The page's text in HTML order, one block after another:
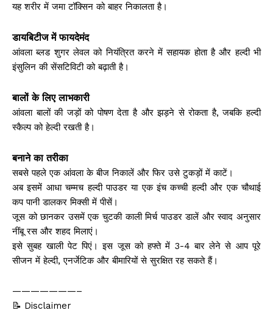
यह शरीर में जमा टॉक्सिन को बाहर निकालता है।
डायबिटीज में फायदेमंद
आंवला ब्लड शुगर लेवल को नियंत्रित करने में सहायक होता है और हल्दी भी
इंसुलिन की सेंसटिविटी को बढ़ाती है।
बालों के लिए लाभकारी
आंवला बालों की जड़ों को पोषण देता है और झड़ने से रोकता है, जबकि हल्दी
स्कैल्प को हेल्दी रखती है।
बनाने का तरीका
सबसे पहले एक आंवला के बीज निकालें और फिर उसे टुकड़ों में काटें।
अब इसमें आधा चम्मच हल्दी पाउडर या एक इंच कच्ची हल्दी और एक चौथाई
कप पानी डालकर मिक्सी में पीसें।
जूस को छानकर उसमें एक चुटकी काली मिर्च पाउडर डालें और स्वाद अनुसार
नींबू रस और शहद मिलाएं।
इसे सुबह खाली पेट पिएं। इस जूस को हफ्ते में 3-4 बार लेने से आप पूरे
सीजन में हेल्दी, एनर्जेटिक और बीमारियों से सुरक्षित रह सकते हैं।
———————–
📝 Disclaimer